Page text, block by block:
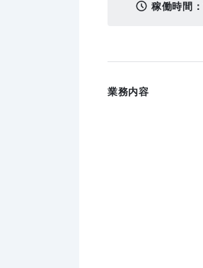
稼働時間：
業務内容